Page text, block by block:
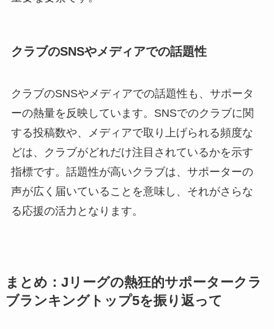
クラブのSNSやメディアでの話題性
クラブのSNSやメディアでの話題性も、サポータ
ーの熱量を反映しています。SNSでのクラブに関
する投稿数や、メディアで取り上げられる頻度な
どは、クラブがどれだけ注目されているかを示す
指標です。話題性が高いクラブは、サポーターの
声が広く届いていることを意味し、それがさらな
る応援の活力となります。
まとめ：Jリーグの熱狂的サポータークラ
ブランキングトップ5を振り返って